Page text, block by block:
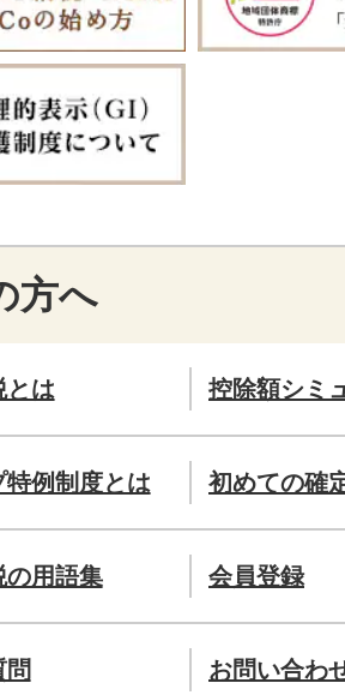
方へ
とは 控除額シミ
特例制度とは 初めての確
の用語集 会員登録
問 お問い合わ